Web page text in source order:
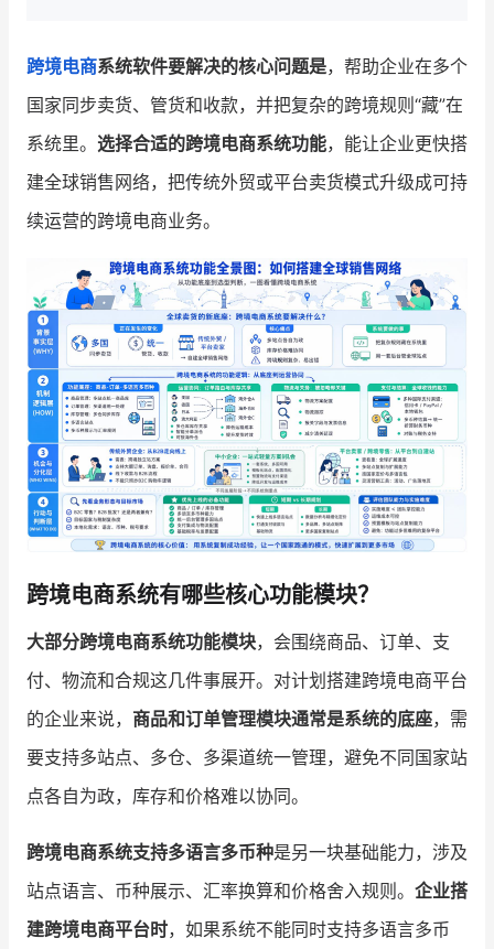
行业洞察
品牌消费观 行业报告
培训课程
私域课程 新零售内参
增长俱乐部
增长俱乐部 有赞商盟
商家社区 社群交流
合作共进
入驻有赞 认证代理商
认证服务商 设计服务商
有赞云 数据通服务
跨境电商系统软件要解决的核心问题是，帮助企业在多个
国家同步卖货、管货和收款，并把复杂的跨境规则“藏”在
系统里。 选择合适的跨境电商系统功能，能让企业更快搭
建全球销售网络，把传统外贸或平台卖货模式升级成可持
续运营的跨境电商业务。
跨境电商系统有哪些核心功能模块？
大部分跨境电商系统功能模块，会围绕商品、订单、支
付、物流和合规这几件事展开。对计划搭建跨境电商平台
的企业来说， 商品和订单管理模块通常是系统的底座，需
要支持多站点、多仓、多渠道统一管理，避免不同国家站
点各自为政，库存和价格难以协同。
跨境电商系统支持多语言多币种是另一块基础能力，涉及
站点语言、币种展示、汇率换算和价格舍入规则。 企业搭
建跨境电商平台时，如果系统不能同时支持多语言多币